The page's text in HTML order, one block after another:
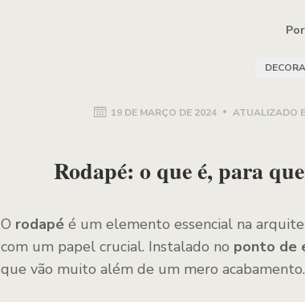
19 DE MARÇO DE 2024 ATUALIZADO
Rodapé: o que é, para
O rodapéé um elemento essencial na
com um papel crucial. Instalado no ponto de
que vão muito além de um mero acabamento.